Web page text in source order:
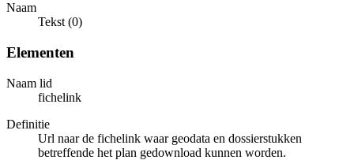
Naam
Tekst (0)
Elementen
Naam lid
fichelink
Definitie
Url naar de fichelink waar geodata en dossierstukken
betreffende het plan gedownload kunnen worden.